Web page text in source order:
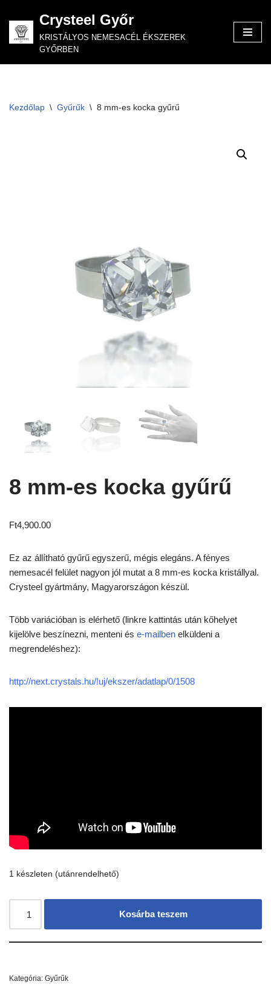
Skip
to
Crysteel Győr
KRISTÁLYOS NEMESACÉL ÉKSZEREK
GYŐRBEN
Kezdőlap \ Gyűrűk \ 8 mm-es kocka gyűrű
8 mm-es kocka gyűrű
Ft4,900.00
Ez az állítható gyűrű egyszerű, mégis elegáns. A fényes
nemesacél felület nagyon jól mutat a 8 mm-es kocka kristállyal.
Crysteel gyártmány, Magyarországon készül.
Több variációban is elérhető (linkre kattintás után kőhelyet
kijelölve beszínezni, menteni és e-mailben elküldeni a
megrendeléshez):
http://next.crystals.hu/!uj/ekszer/adatlap/0/1508
1 készleten (utánrendelhető)
Kosárba teszem
Kategória: Gyűrűk